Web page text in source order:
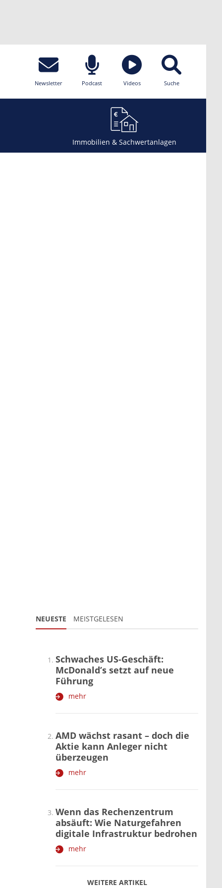
Newsletter Podcast Videos Suche
Immobilien & Sachwertanlagen
NEUESTE MEISTGELESEN
WEITERE ARTIKEL
zurückweiter
Schwaches US-Geschäft:
McDonald’s setzt auf neue
Führung
mehr
AMD wächst rasant – doch die
Aktie kann Anleger nicht
überzeugen
mehr
Wenn das Rechenzentrum
absäuft: Wie Naturgefahren
digitale Infrastruktur bedrohen
mehr